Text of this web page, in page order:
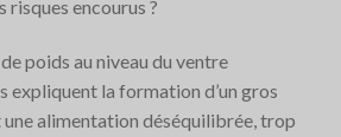
risques encourus ?
poids au niveau du ventre
expliquent la formation d’un gros
alimentation déséquilibrée, trop